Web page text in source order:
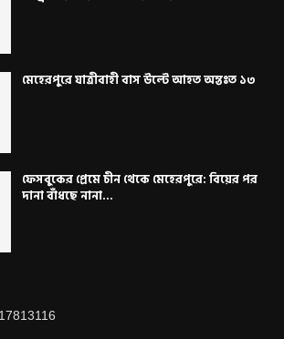
মেহেরপুরে যাত্রীবাহী বাস উল্টে আহত অন্তঃত ১৩
ফেসবুকের প্রেমে চীন থেকে মেহেরপুরে: বিয়ের পর
দানা বাঁধছে নানা...